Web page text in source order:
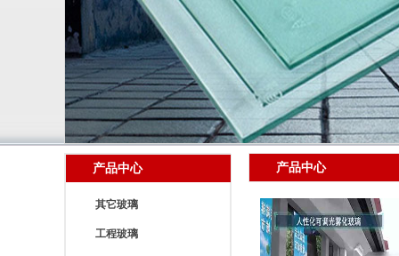
产品中心
其它玻璃
工程玻璃
产品中心